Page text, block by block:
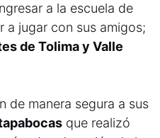
a la escuela de
a jugar con sus amigos;
de Tolima y Valle
de manera segura a sus
que realizó